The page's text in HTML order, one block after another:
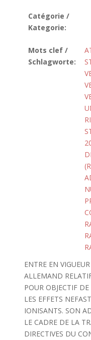
Catégorie /
Kategorie:
Mots clef /
Schlagworte:
ENTRE EN
ALLEMAND
POUR OBJECTIF
LES EFFETS
IONISANTS. SON
LE CADRE DE LA
DIRECTIVES DU